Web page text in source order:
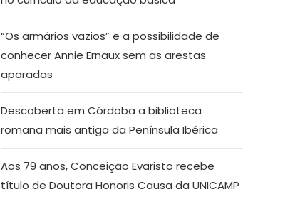
“Os armários vazios” e a possibilidade de
conhecer Annie Ernaux sem as arestas
aparadas
Descoberta em Córdoba a biblioteca
romana mais antiga da Península Ibérica
Aos 79 anos, Conceição Evaristo recebe
título de Doutora Honoris Causa da UNICAMP